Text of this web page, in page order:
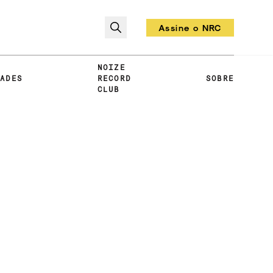
Assine o NRC
NOIZE
RECORD
CLUB
SOBRE